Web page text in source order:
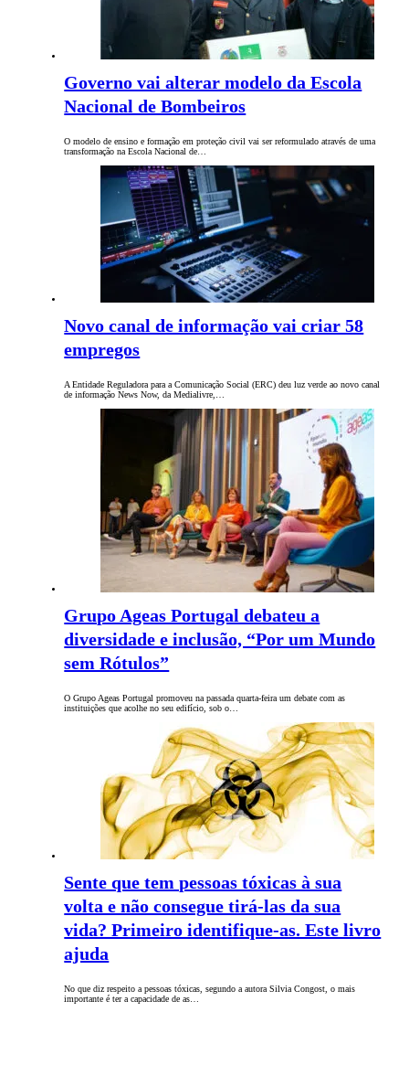
Governo vai alterar modelo da Escola
Nacional de Bombeiros
O modelo de ensino e formação em proteção civil vai ser reformulado através de uma
transformação na Escola Nacional de…
Novo canal de informação vai criar 58
empregos
A Entidade Reguladora para a Comunicação Social (ERC) deu luz verde ao novo canal
de informação News Now, da Medialivre,…
Grupo Ageas Portugal debateu a
diversidade e inclusão, “Por um Mundo
sem Rótulos”
O Grupo Ageas Portugal promoveu na passada quarta-feira um debate com as
instituições que acolhe no seu edifício, sob o…
Sente que tem pessoas tóxicas à sua
volta e não consegue tirá-las da sua
vida? Primeiro identifique-as. Este livro
ajuda
No que diz respeito a pessoas tóxicas, segundo a autora Silvia Congost, o mais
importante é ter a capacidade de as…